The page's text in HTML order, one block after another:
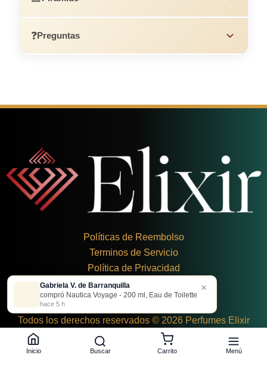
❓Preguntas
Políticas de Reembolso
Terminos de Servicio
Política de Privacidad
+57 324 248 8379
Todos los derechos reservados © 2026 Perfumes Elixir
Inicio Buscar Carrito Menú
Gabriela V. de Barranquilla
compró Nautica Voyage - 200 ml, Eau de Toilette
hace 5 h
×